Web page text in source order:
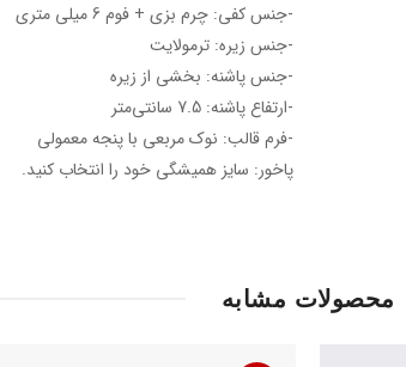
-جنس کفی: چرم بزی + فوم 6 میلی متری
-جنس زیره: ترمولایت
-جنس پاشنه: بخشی از زیره
-ارتفاع پاشنه: 7.5 سانتی‌متر
-فرم قالب: نوک مربعی با پنجه معمولی
پاخور: سایز همیشگی خود را انتخاب کنید.
محصولات مشابه